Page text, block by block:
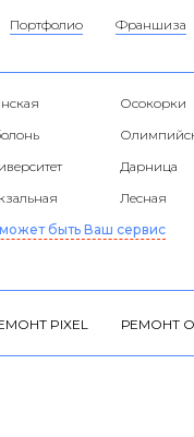
Портфолио Франшиза
Осокорки
Дарница
Лесная
может быть Ваш сервис
PIXEL РЕМОНТ